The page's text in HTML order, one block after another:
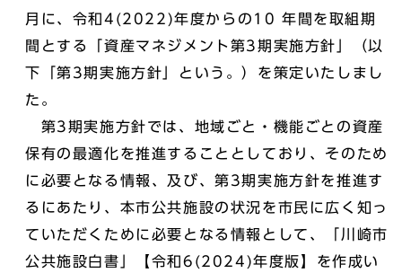
⽉に、令和4(2022)年度からの10 年間を取組期
間とする「資産マネジメント第3期実施方針」（以
下「第3期実施方針」という。）を策定いたしまし
た。
第3期実施方針では、地域ごと・機能ごとの資産
保有の最適化を推進することとしており、そのため
に必要となる情報、及び、第3期実施方針を推進す
るにあたり、本市公共施設の状況を市⺠に広く知っ
ていただくために必要となる情報として、「川崎市
公共施設⽩書」【令和6(2024)年度版】を作成い